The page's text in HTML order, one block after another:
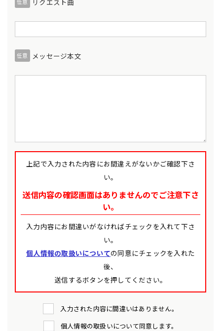
任意 メッセージ本文
上記で入力された内容にお間違えがないかご確認下さ
い。
送信内容の確認画面はありませんのでご注意下さ
い。
入力内容にお間違いがなければチェックを入れて下さ
い。
個人情報の取扱いについての同意にチェックを入れた
後、
送信するボタンを押してください。
入力された内容に間違いはありません。
個人情報の取扱いについて同意します。